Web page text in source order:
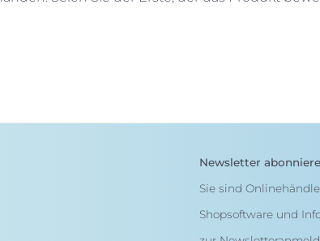
Newsletter
Sie sind
Shopsoftware und